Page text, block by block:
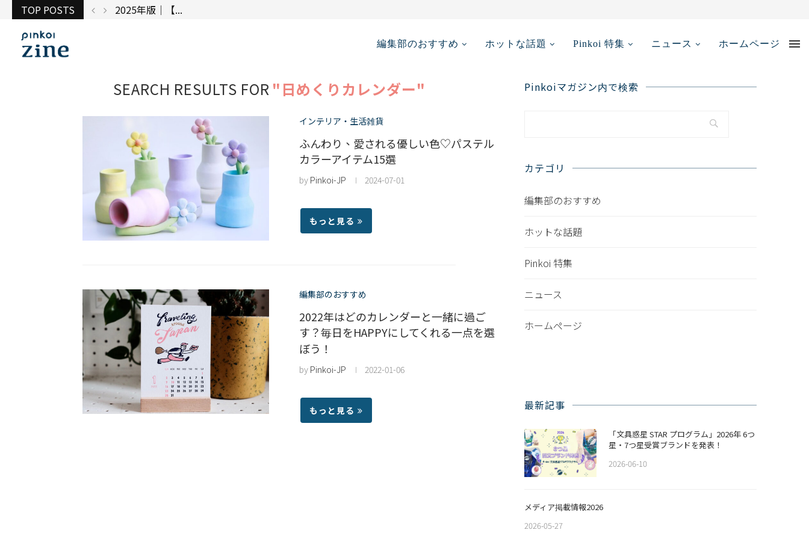
TOP POSTS 2025年版｜【...
編集部のおすすめ ホットな話題 Pinkoi 特集 ニュース ホームページ
SEARCH RESULTS FOR "日めくりカレンダー"
インテリア・生活雑貨
ふんわり、愛される優しい色♡パステル
カラーアイテム15選
by Pinkoi-JP 2024-07-01
もっと見る
編集部のおすすめ
2022年はどのカレンダーと一緒に過ご
す？毎日をHAPPYにしてくれる一点を選
ぼう！
by Pinkoi-JP 2022-01-06
もっと見る
Pinkoiマガジン内で検索
カテゴリ
編集部のおすすめ
ホットな話題
Pinkoi 特集
ニュース
ホームページ
最新記事
「文具惑星 STAR プログラム」2026年 6つ
星・7つ星受賞ブランドを発表！
2026-06-10
メディア掲載情報2026
2026-05-27